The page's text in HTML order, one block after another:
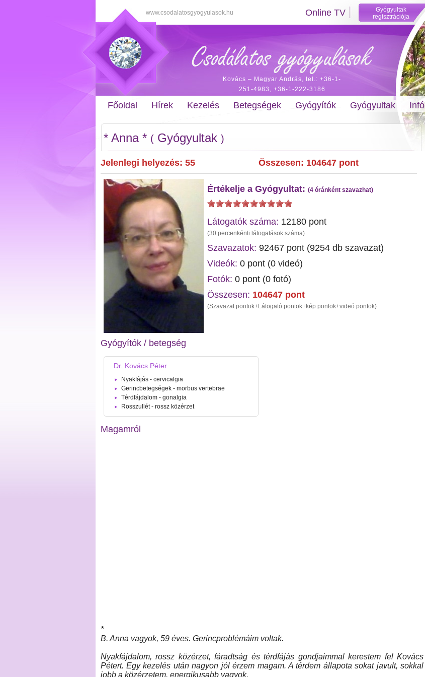
www.csodalatosgyogyulasok.hu Online TV
Gyógyultak
regisztrációja
Kovács – Magyar András, tel.: +36-1-
251-4983, +36-1-222-3186
Főoldal Hírek Kezelés Betegségek Gyógyítók Gyógyultak Infó
* Anna * ( Gyógyultak)
Jelenlegi helyezés: 55 Összesen: 104647 pont
Értékelje a Gyógyultat: (4 óránként szavazhat)
Látogatók száma: 12180 pont
(30 percenkénti látogatások száma)
Szavazatok: 92467 pont (9254db szavazat)
Videók: 0 pont (0 videó)
Fotók: 0 pont (0 fotó)
Összesen: 104647pont
(Szavazat pontok+Látogató pontok+kép pontok+videó pontok)
Gyógyítók / betegség
Dr. Kovács Péter
Nyakfájás - cervicalgia
Gerincbetegségek - morbus vertebrae
Térdfájdalom - gonalgia
Rosszullét - rossz közérzet
Magamról
*
B. Anna vagyok, 59 éves. Gerincproblémáim voltak.
Nyakfájdalom, rossz közérzet, fáradtság és térdfájás gondjaimmal kerestem fel Kovács
Pétert. Egy kezelés után nagyon jól érzem magam. A térdem állapota sokat javult, sokkal
jobb a közérzetem, energikusabb vagyok.